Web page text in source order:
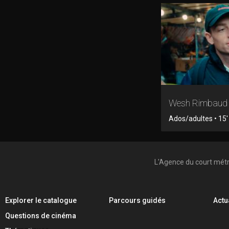
Wesh Rimbaud
Ados/adultes • 15'
L'Agence du court
Explorer le catalogue
Questions de cinéma
Parcours guidés